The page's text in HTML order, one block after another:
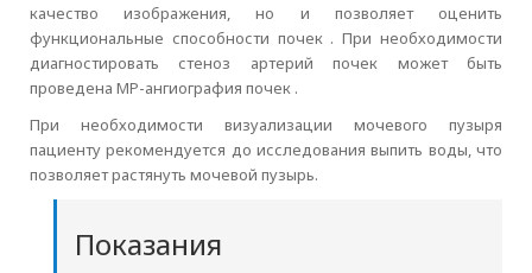
качество изображения, но и позволяет оценить
функциональные способности почек . При необходимости
диагностировать стеноз артерий почек может быть
проведена МР-ангиография почек .
При необходимости визуализации мочевого пузыря
пациенту рекомендуется до исследования выпить воды, что
позволяет растянуть мочевой пузырь.
Показания